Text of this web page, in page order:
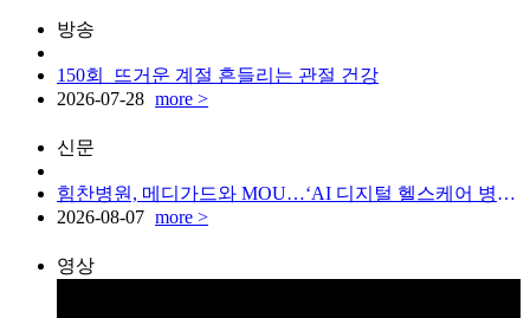
방송
150회_뜨거운 계절 흔들리는 관절 건강
2026-07-28 more >
신문
힘찬병원, 메디가드와 MOU…‘AI 디지털 헬스케어 병원’ 도약
2026-08-07 more >
영상